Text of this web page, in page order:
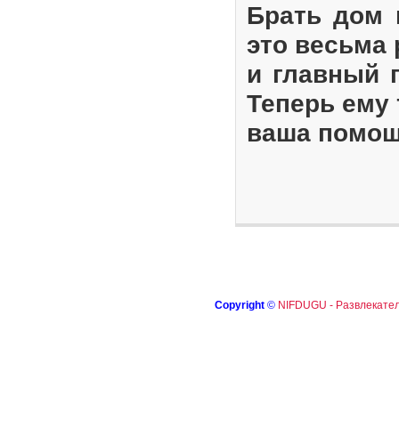
Брать дом
это весьма
и главный
Теперь ему
ваша
Copyright © NIFDUGU -